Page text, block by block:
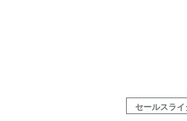
セールスラ